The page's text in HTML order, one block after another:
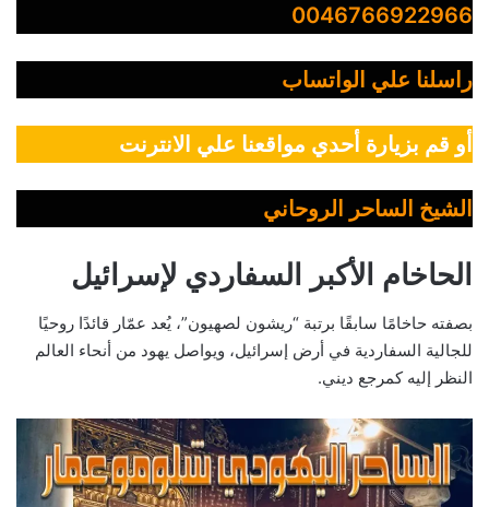
0046766922966
راسلنا علي الواتساب
أو قم بزيارة أحدي مواقعنا علي الانترنت
الشيخ الساحر الروحاني
الحاخام الأكبر السفاردي لإسرائيل
بصفته حاخامًا سابقًا برتبة “ريشون لصهيون”، يُعد عمّار قائدًا روحيًا
للجالية السفاردية في أرض إسرائيل، ويواصل يهود من أنحاء العالم
النظر إليه كمرجع ديني.